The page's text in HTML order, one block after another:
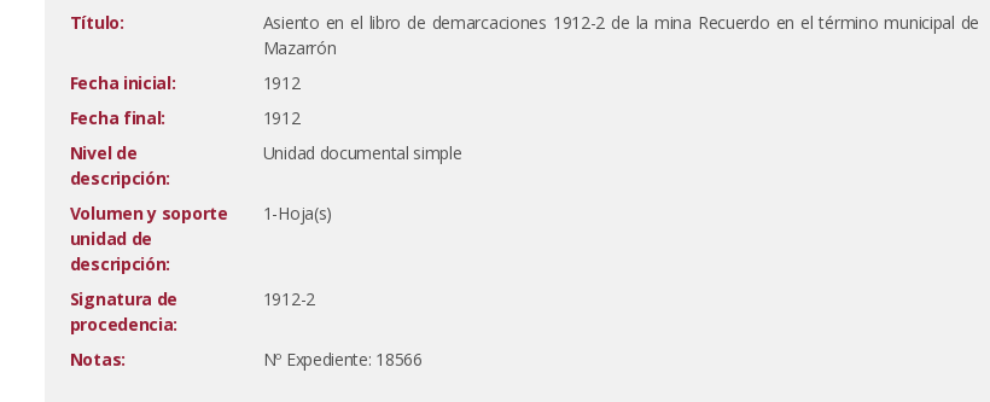
Título:
Asiento en el libro de demarcaciones 1912-2 de la mina Recuerdo en el término municipal de
Mazarrón
Fecha inicial:
1912
Fecha final:
1912
Nivel de
descripción:
Unidad documental simple
Volumen y soporte
unidad de
descripción:
1-Hoja(s)
Signatura de
procedencia:
1912-2
Notas: Nº Expediente: 18566